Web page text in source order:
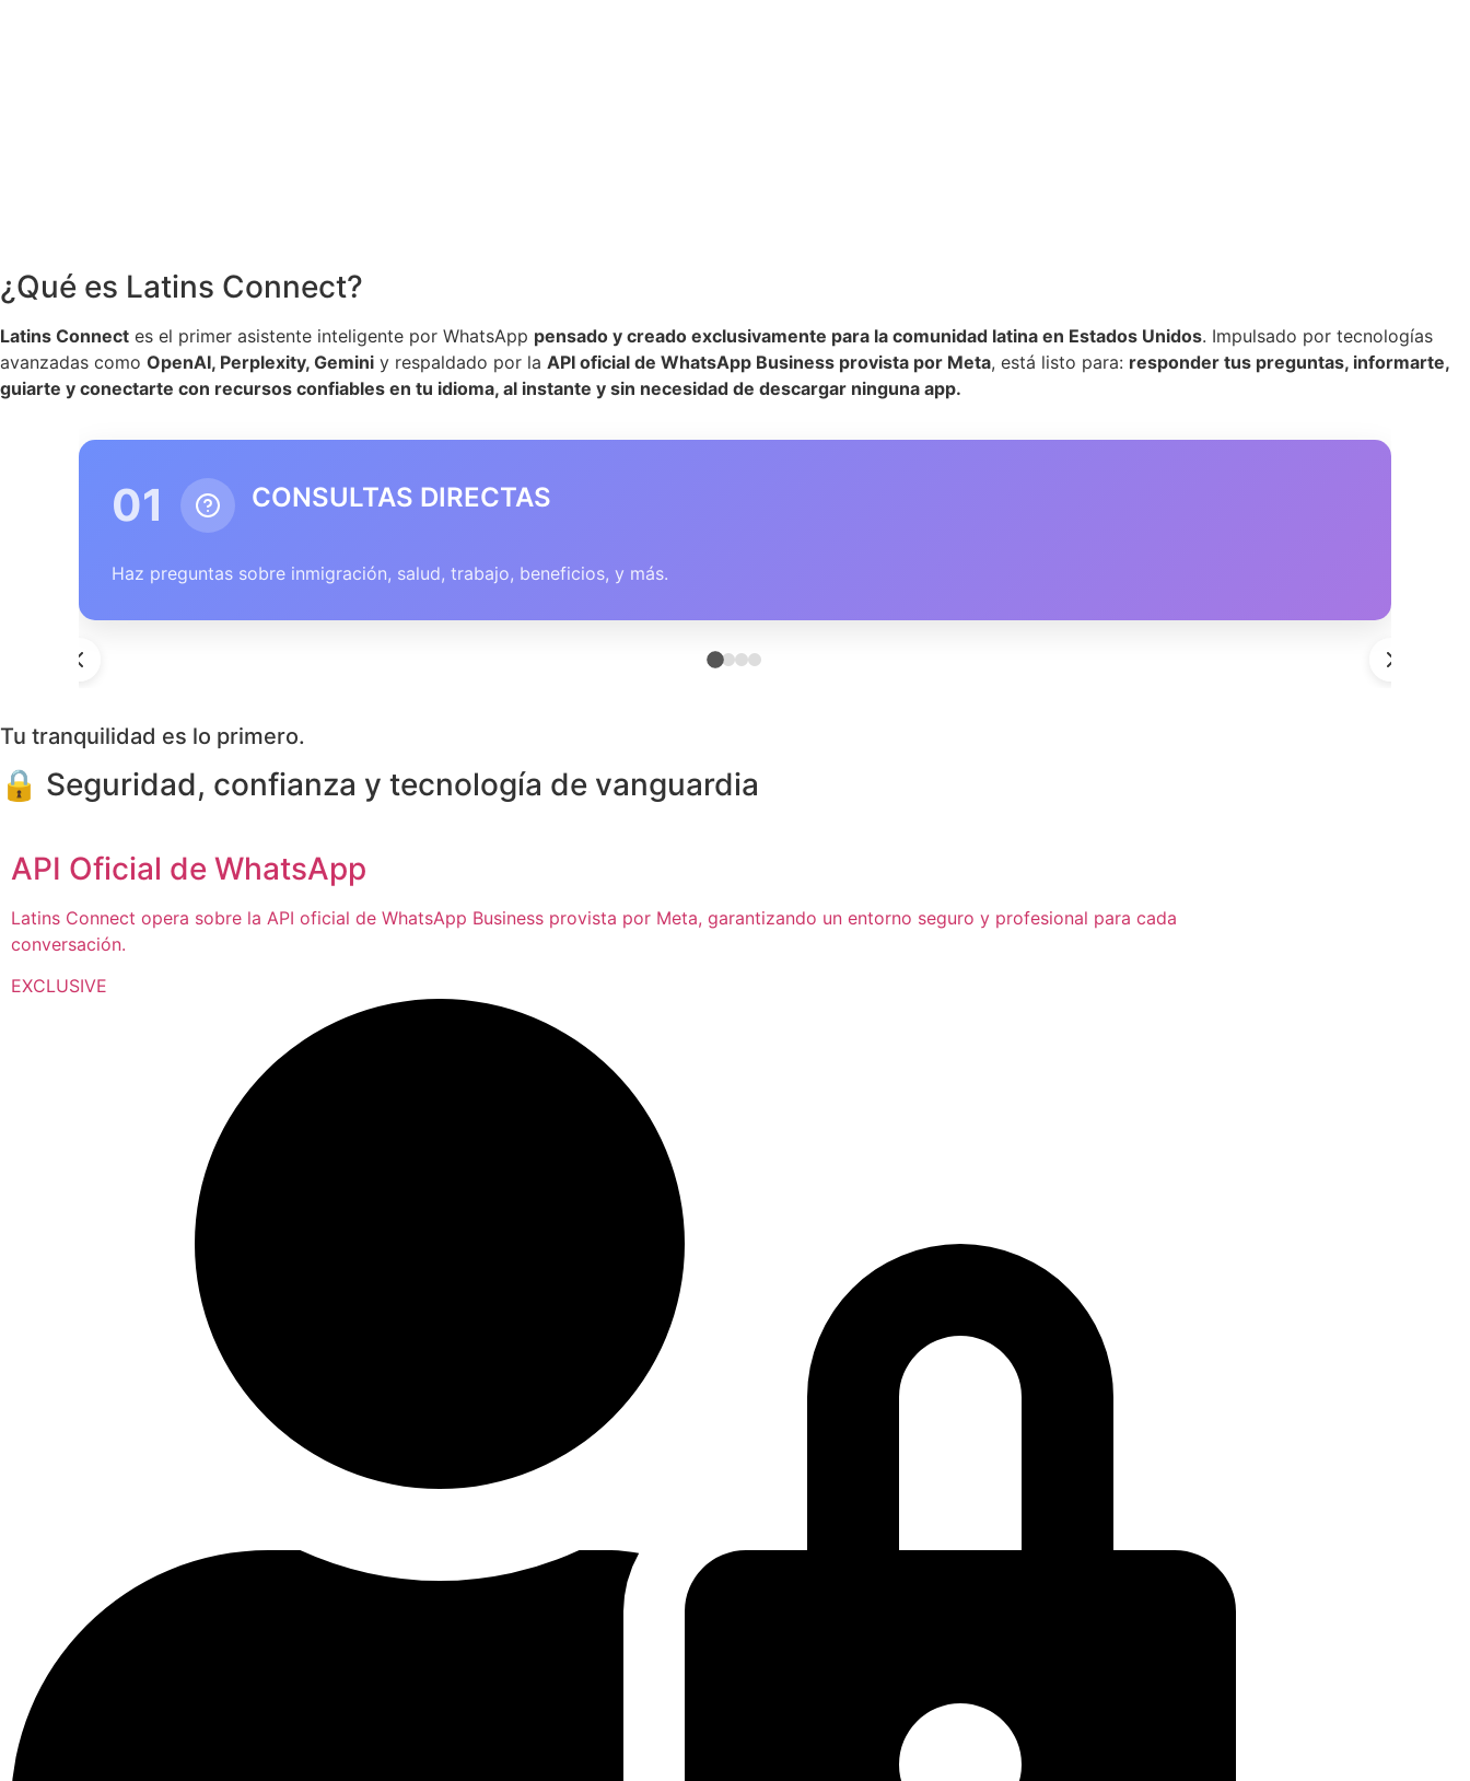
¿Qué es Latins Connect?
Latins Connect es el primer asistente inteligente por WhatsApp pensado y creado exclusivamente para la comunidad latina en Estados Unidos. Impulsado por tecnologías
avanzadas como OpenAI, Perplexity, Gemini y respaldado por la API oficial de WhatsApp Business provista por Meta, está listo para: responder tus preguntas, informarte,
guiarte y conectarte con recursos confiables en tu idioma, al instante y sin necesidad de descargar ninguna app.
02 RESPUESTAS PERSONALIZADAS
Recibe contenido relevante como PDF, mapas, pasos a seguir o contactos útiles.
Tu tranquilidad es lo primero.
🔒 Seguridad, confianza y tecnología de vanguardia
API Oficial de WhatsApp
Latins Connect opera sobre la API oficial de WhatsApp Business provista por Meta, garantizando un entorno seguro y profesional para cada
conversación.
EXCLUSIVE